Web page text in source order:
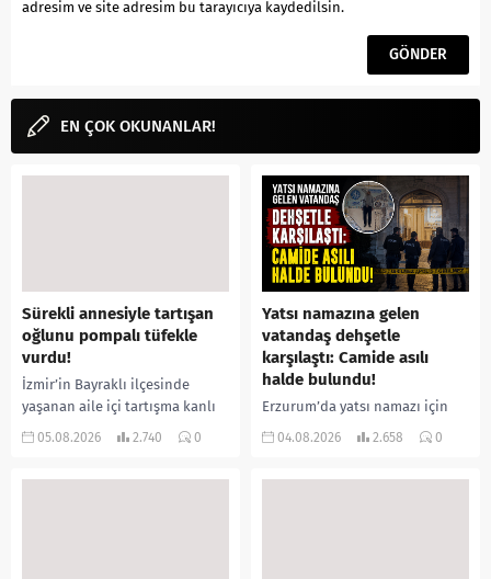
adresim ve site adresim bu tarayıcıya kaydedilsin.
EN ÇOK OKUNANLAR!
Sürekli annesiyle tartışan
oğlunu pompalı tüfekle
vurdu!
İzmir’in Bayraklı ilçesinde
yaşanan aile içi tartışma kanlı
bitti. İddiaya göre, uzun süredir
05.08.2026 2.740 0
Yatsı namazına gelen
vatandaş dehşetle
karşılaştı: Camide asılı
halde bulundu!
Erzurum’da yatsı namazı için
camiye gelen bir vatandaş,
04.08.2026 2.658 0